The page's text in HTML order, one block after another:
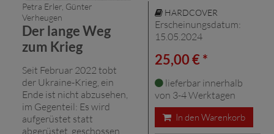
Petra Erler, Günter
Verheugen
Der lange Weg
zum Krieg
Seit Februar 2022 tobt
der Ukraine-Krieg, ein
Ende ist nicht abzusehen,
im Gegenteil: Es wird
aufgerüstet statt
abgerüstet, geschossen
HARDCOVER
Erscheinungsdatum:
15.05.2024
25,00 € *
lieferbar innerhalb
von 3-4 Werktagen
In den Warenkorb